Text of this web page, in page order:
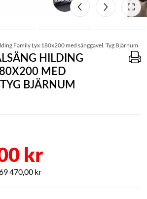
Family Lyx 180x200 med sänggavel. Tyg Bjärnum
HILDING
MED
BJÄRNUM
kr
470,00 kr